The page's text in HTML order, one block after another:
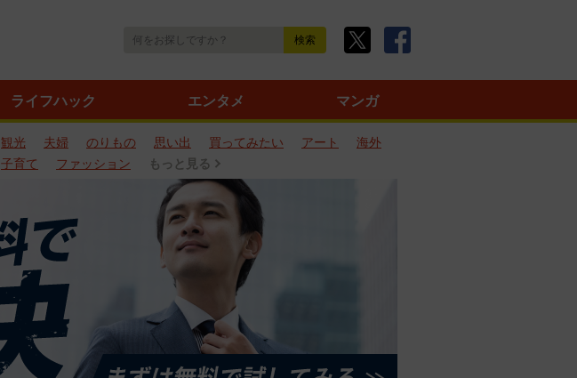
ライフハック エンタメ マンガ
観光 夫婦 のりもの 思い出 買ってみたい アート
海外
子育て ファッション もっと見る